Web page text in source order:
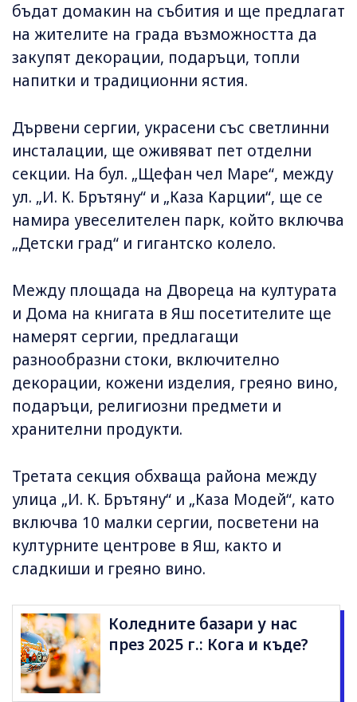
бъдат домакин на събития и ще предлагат
на жителите на града възможността да
закупят декорации, подаръци, топли
напитки и традиционни ястия.
Дървени сергии, украсени със светлинни
инсталации, ще оживяват пет отделни
секции. На бул. „Щефан чел Маре“, между
ул. „И. К. Брътяну“ и „Каза Карции“, ще се
намира увеселителен парк, който включва
„Детски град“ и гигантско колело.
Между площада на Двореца на културата
и Дома на книгата в Яш посетителите ще
намерят сергии, предлагащи
разнообразни стоки, включително
декорации, кожени изделия, греяно вино,
подаръци, религиозни предмети и
хранителни продукти.
Третата секция обхваща района между
улица „И. К. Брътяну“ и „Каза Модей“, като
включва 10 малки сергии, посветени на
културните центрове в Яш, както и
сладкиши и греяно вино.
Коледните базари у нас
през 2025 г.: Кога и къде?